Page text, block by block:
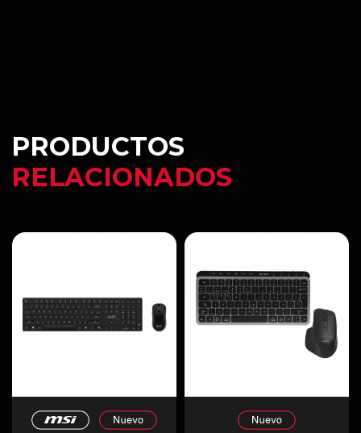
PRODUCTOS
RELACIONADOS